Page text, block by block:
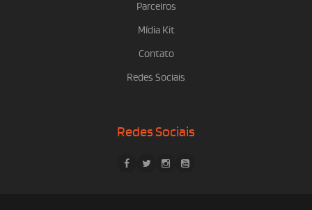
Parceiros
Mídia Kit
Contato
Redes Sociais
Redes Sociais